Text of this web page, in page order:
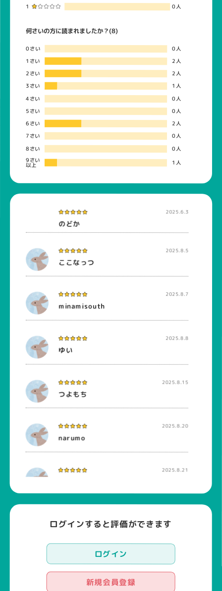
1 0人
何さいの方に読まれましたか？(8)
0さい 0人
1さい 2人
2さい 2人
3さい 1人
4さい 0人
5さい 0人
6さい 2人
7さい 0人
8さい 0人
9さい
以上 1人
2025.6.3
のどか
2025.8.5
ここなっつ
2025.8.7
minamisouth
2025.8.8
ゆい
2025.8.15
つよもち
2025.8.20
narumo
2025.8.21
RikaampO
mint
ログインすると評価ができます
ログイン
新規会員登録